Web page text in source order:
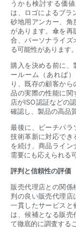
うかも検討する価
は、ロゴによるブラ
砂地用アンカー、角
があります。傘を
合、パーソナライズ
る可能性があります。
購入を決める前に、
ールーム（あれば
り、既存の顧客か
品の実際の性能に関
店がISO認証などの
確認し、製品の高品
最後に、ビーチパラ
技術革新に対応でき
を続け、商品ライ
需要にも応えられる
評判と信頼性の評価
販売代理店との関係
判の良い販売代理店
一貫したサービスと
は、候補となる販売
て徹底的に調査する